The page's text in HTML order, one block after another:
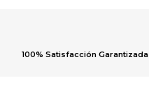
100% Satisfacción Garantizada